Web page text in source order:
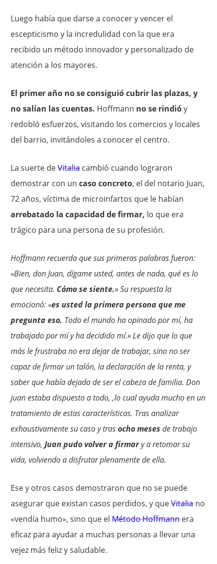
Luego había que darse a conocer y vencer el
escepticismo y la incredulidad con la que era
recibido un método innovador y personalizado de
atención a los mayores.
El primer año no se consiguió cubrir las plazas, y
no salían las cuentas. Hoffmann no se rindióy
redobló esfuerzos, visitando los comercios y locales
del barrio, invitándoles a conocer el centro.
La suerte deVitaliacambió cuando lograron
demostrar con uncaso concreto, el del notario Juan,
72 años, víctima de microinfartos que le habían
arrebatado la capacidad de firmar, lo que era
trágico para una persona de su profesión.
Hoffmann recuerda que sus primeras palabras fueron:
«Bien, don Juan, dígame usted, antes de nada, qué es lo
que necesita. Cómo se siente.» Su respuesta la
emocionó: «es usted la primera persona que me
pregunta eso. Todo el mundo ha opinado por mí, ha
trabajado por mí y ha decidido mí.» Ledijo que lo que
más le frustraba no era dejar de trabajar, sino no ser
capaz de firmar un talón, la declaración de la renta, y
saber que había dejado de ser el cabeza de familia. Don
juan estaba dispuesto a todo, ,lo cual ayuda mucho en un
tratamiento de estas características. Tras analizar
exhaustivamente su caso y trasocho meses de trabajo
intensivo,Juan pudo volver a firmary a retomar su
vida, volviendo a disfrutar plenamente de ella.
Ese y otros casos demostraron que no se puede
asegurar que existan casos perdidos, y queVitaliano
«vendía humo», sino que elMétodo Hoffmannera
eficaz para ayudar a muchas personas a llevar una
vejez más feliz y saludable.